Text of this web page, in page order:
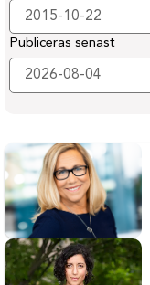
Publiceras senast